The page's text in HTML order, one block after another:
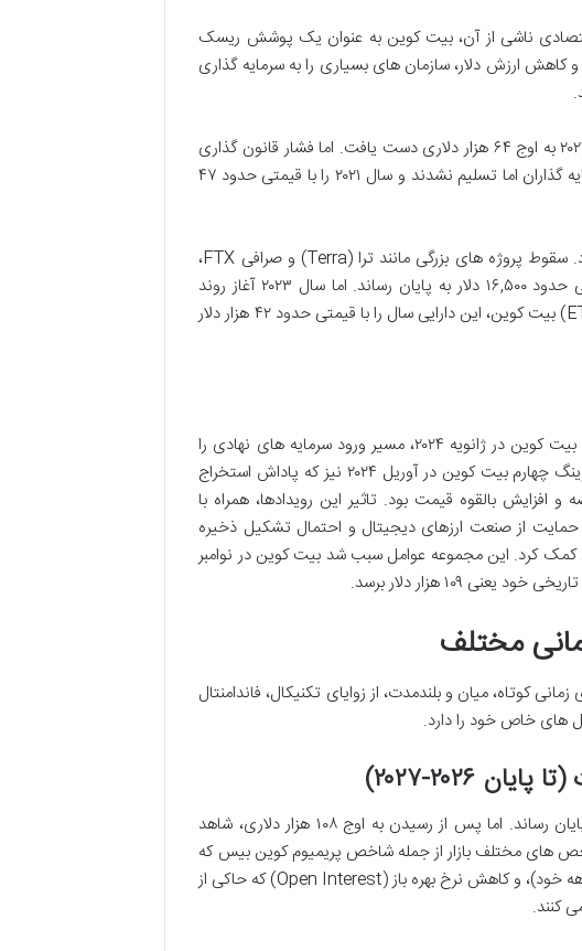
همه گیری کووید-۱۹ و بحران های اقتصادی ناشی از آن، بیت کوین به عنوان یک پوشش ریسک
عبور کرد. ترس از تورم و کاهش ارزش دلار، سازمان های بسیاری را به سرمایه گذاری
روند صعودی در اوایل ۲۰۲۱ نیز ادامه یافت و بیت کوین در آوریل ۲۰۲۱ به اوج ۶۴ هزار دلاری دست یافت. اما فشار قانون گذاری
در چین و اصلاح بازار، قیمت را تا زیر ۳۰ هزار دلار کاهش داد. سرمایه گذاران اما تسلیم نشدند و سال ۲۰۲۱ را با قیمتی حدود ۴۷
سال ۲۰۲۲ برای بیت کوین و سایر ارزهای دیجیتال سالی دشوار بود. سقوط پروژه های بزرگی مانند ترا (Terra) و صرافی FTX،
اعتماد بازار را خدشه دار کرد و بیت کوین دسامبر ۲۰۲۲ را با قیمتی حدود ۱۶,۵۰۰ دلار به پایان رساند. اما سال ۲۰۲۳ آغاز روند
بهبودی بود و با مطرح شدن صندوق های قابل معامله در بورس (ETF) بیت کوین، این دارایی سال را با قیمتی حدود ۴۲ هزار دلار
سال ۲۰۲۴ برای بیت کوین سالی پرهیجان بود. تایید ETF اسپات بیت کوین در ژانویه ۲۰۲۴، مسیر ورود سرمایه های نهادی را
هموار کرد و شور و هیجان بی سابقه ای در بازار به وجود آورد. هاوینگ چهارم بیت کوین در آوریل ۲۰۲۴ نیز که پاداش استخراج
بالقوه قیمت بود. تاثیر این رویدادها، همراه با
حمایت از صنعت ارزهای دیجیتال و احتمال تشکیل ذخیره
کرد. این مجموعه عوامل سبب شد بیت کوین در نوامبر
مختلف
کوتاه، میان و بلندمدت، از زوایای تکنیکال، فاندامنتال
های خاص خود را دارد.
۲۰۲۷)
بیت کوین سال ۲۰۲۴ را با رشد چشمگیر بیش از ۱۲۰ درصدی به پایان رساند. اما پس از رسیدن به اوج ۱۰۸ هزار دلاری، شاهد
۹۰ تا ۹۵ هزار دلار بودیم. شاخص های مختلف بازار از جمله شاخص پریمیوم کوین بیس که
فشار فروش را نشان می دهد (با رسیدن به پایین ترین سطح ۱۲ ماهه خود)، و کاهش نرخ بهره باز (Open Interest) که حاکی از
کنند.